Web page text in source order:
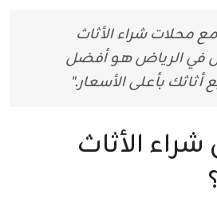
محلات شراء الأثاث
في الرياض هو أفضل
أثاثك بأعلى الأسعار."
الأثاث